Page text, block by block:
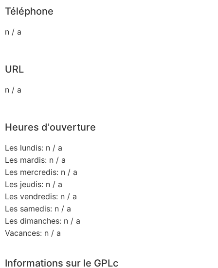
Téléphone
n / a
URL
n / a
Heures d'ouverture
Les lundis: n / a
Les mardis: n / a
Les mercredis: n / a
Les jeudis: n / a
Les vendredis: n / a
Les samedis: n / a
Les dimanches: n / a
Vacances: n / a
Informations sur le GPLc